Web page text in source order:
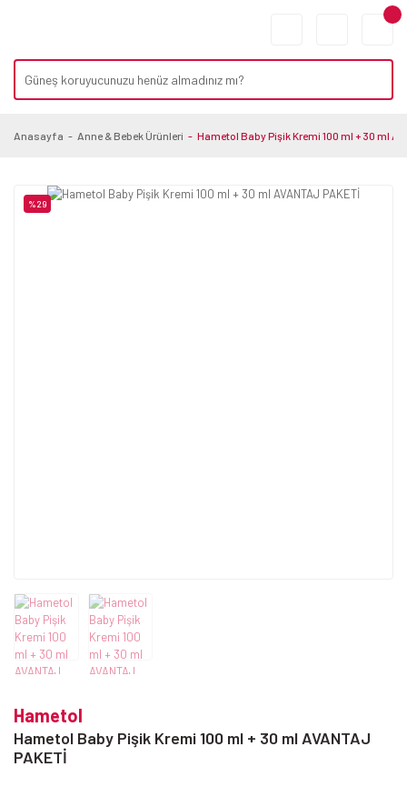
Anasayfa Anne & Bebek Ürünleri Hametol Baby Pişik Kremi 100 ml + 30 ml
%29
Hametol
Hametol Baby Pişik Kremi 100 ml + 30 ml AVANTAJ
PAKETİ